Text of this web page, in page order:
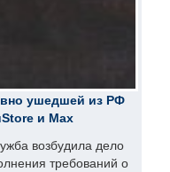
ушедшей из РФ
и Max
возбудила дело
требований о